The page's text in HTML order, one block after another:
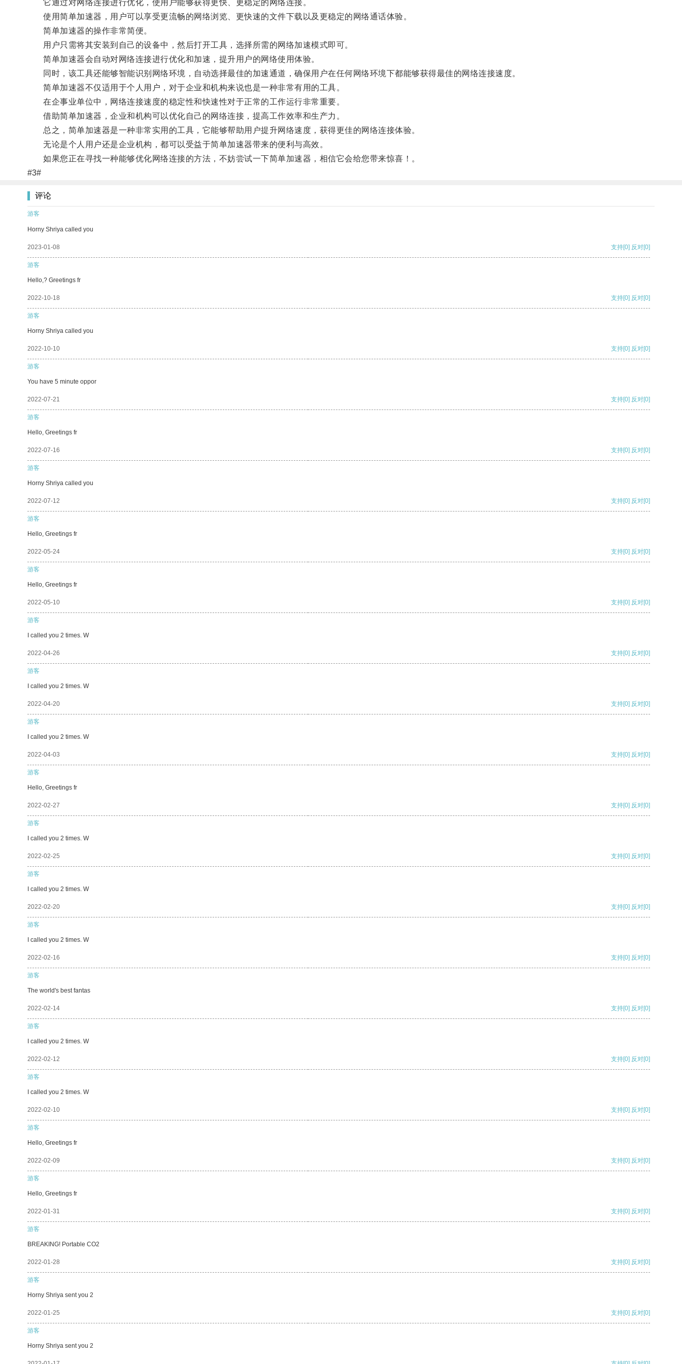
它通过对网络连接进行优化，使用户能够获得更快、更稳定的网络连接。
使用简单加速器，用户可以享受更流畅的网络浏览、更快速的文件下载以及更稳定的网络通话体验。
简单加速器的操作非常简便。
用户只需将其安装到自己的设备中，然后打开工具，选择所需的网络加速模式即可。
简单加速器会自动对网络连接进行优化和加速，提升用户的网络使用体验。
同时，该工具还能够智能识别网络环境，自动选择最佳的加速通道，确保用户在任何网络环境下都能够获得最佳的网络连接速度。
简单加速器不仅适用于个人用户，对于企业和机构来说也是一种非常有用的工具。
在企事业单位中，网络连接速度的稳定性和快速性对于正常的工作运行非常重要。
借助简单加速器，企业和机构可以优化自己的网络连接，提高工作效率和生产力。
总之，简单加速器是一种非常实用的工具，它能够帮助用户提升网络速度，获得更佳的网络连接体验。
无论是个人用户还是企业机构，都可以受益于简单加速器带来的便利与高效。
如果您正在寻找一种能够优化网络连接的方法，不妨尝试一下简单加速器，相信它会给您带来惊喜！。
#3#
评论
游客
Horny Shriya called you
2023-01-08 支持[0] 反对[0]
游客
Hello,? Greetings fr
2022-10-18 支持[0] 反对[0]
游客
Horny Shriya called you
2022-10-10 支持[0] 反对[0]
游客
You have 5 minute oppor
2022-07-21 支持[0] 反对[0]
游客
Hello, Greetings fr
2022-07-16 支持[0] 反对[0]
游客
Horny Shriya called you
2022-07-12 支持[0] 反对[0]
游客
Hello, Greetings fr
2022-05-24 支持[0] 反对[0]
游客
Hello, Greetings fr
2022-05-10 支持[0] 反对[0]
游客
I called you 2 times. W
2022-04-26 支持[0] 反对[0]
游客
I called you 2 times. W
2022-04-20 支持[0] 反对[0]
游客
I called you 2 times. W
2022-04-03 支持[0] 反对[0]
游客
Hello, Greetings fr
2022-02-27 支持[0] 反对[0]
游客
I called you 2 times. W
2022-02-25 支持[0] 反对[0]
游客
I called you 2 times. W
2022-02-20 支持[0] 反对[0]
游客
I called you 2 times. W
2022-02-16 支持[0] 反对[0]
游客
The world's best fantas
2022-02-14 支持[0] 反对[0]
游客
I called you 2 times. W
2022-02-12 支持[0] 反对[0]
游客
I called you 2 times. W
2022-02-10 支持[0] 反对[0]
游客
Hello, Greetings fr
2022-02-09 支持[0] 反对[0]
游客
Hello, Greetings fr
2022-01-31 支持[0] 反对[0]
游客
BREAKING! Portable CO2
2022-01-28 支持[0] 反对[0]
游客
Horny Shriya sent you 2
2022-01-25 支持[0] 反对[0]
游客
Horny Shriya sent you 2